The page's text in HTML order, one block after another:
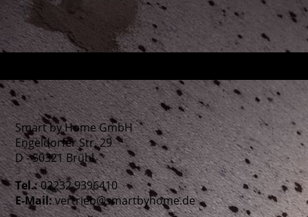
Smart by Home GmbH
Engeldorfer Str. 29
D - 50321 Brühl
Tel.:02232 9396410
E-Mail:vertrieb@smartbyhome.de